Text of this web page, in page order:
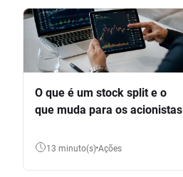
O que é um stock split e o
que muda para os acionistas
13 minuto(s) Ações